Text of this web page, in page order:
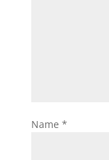
Name *